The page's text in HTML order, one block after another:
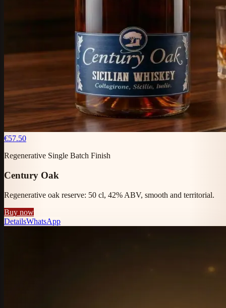
€57.50
Regenerative Single Batch Finish
Century Oak
Regenerative oak reserve: 50 cl, 42% ABV, smooth and territorial.
Buy now
DetailsWhatsApp